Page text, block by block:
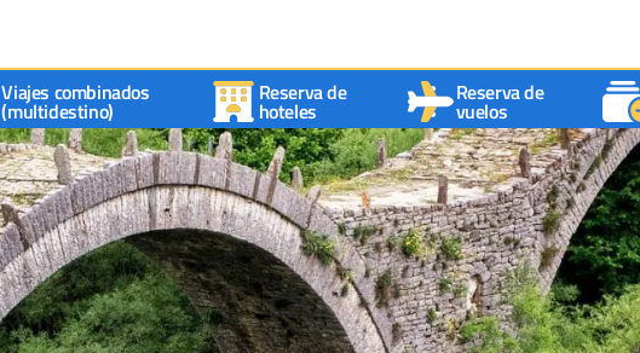
Viajes combinados
(multidestino)
Reserva de
hoteles
Reserva de
vuelos